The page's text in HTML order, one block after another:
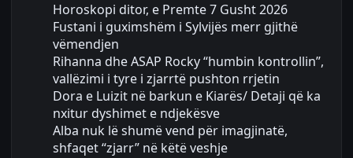
Horoskopi ditor, e Premte 7 Gusht 2026
Fustani i guximshëm i Sylvijës merr gjithë
vëmendjen
Rihanna dhe ASAP Rocky “humbin kontrollin”,
vallëzimi i tyre i zjarrtë pushton rrjetin
Dora e Luizit në barkun e Kiarës/ Detaji që ka
nxitur dyshimet e ndjekësve
Alba nuk lë shumë vend për imagjinatë,
shfaqet “zjarr” në këtë veshje